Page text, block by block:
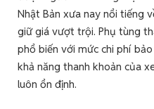
Nhật Bản xưa nay nổi tiếng
giữ giá vượt trội. Phụ tùng
phổ biến với mức chi phí
khả năng thanh khoản của
luôn ổn định.